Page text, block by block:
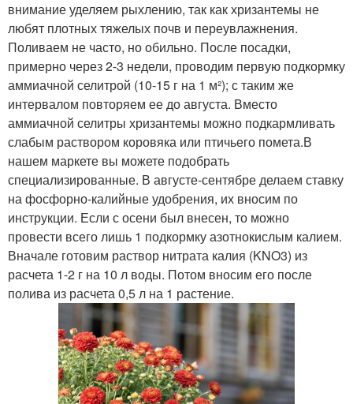
внимание уделяем рыхлению, так как хризантемы не
любят плотных тяжелых почв и переувлажнения.
Поливаем не часто, но обильно. После посадки,
примерно через 2-3 недели, проводим первую подкормку
аммиачной селитрой (10-15 г на 1 м²); с таким же
интервалом повторяем ее до августа. Вместо
аммиачной селитры хризантемы можно подкармливать
слабым раствором коровяка или птичьего помета.В
нашем маркете вы можете подобрать
специализированные. В августе-сентябре делаем ставку
на фосфорно-калийные удобрения, их вносим по
инструкции. Если с осени был внесен, то можно
провести всего лишь 1 подкормку азотнокислым калием.
Вначале готовим раствор нитрата калия (KNO3) из
расчета 1-2 г на 10 л воды. Потом вносим его после
полива из расчета 0,5 л на 1 растение.